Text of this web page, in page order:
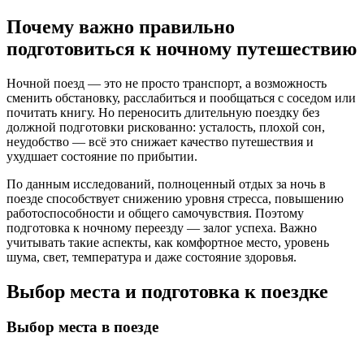
Почему важно правильно
подготовиться к ночному путешествию
Ночной поезд — это не просто транспорт, а возможность
сменить обстановку, расслабиться и пообщаться с соседом или
почитать книгу. Но переносить длительную поездку без
должной подготовки рискованно: усталость, плохой сон,
неудобство — всё это снижает качество путешествия и
ухудшает состояние по прибытии.
По данным исследований, полноценный отдых за ночь в
поезде способствует снижению уровня стресса, повышению
работоспособности и общего самочувствия. Поэтому
подготовка к ночному переезду — залог успеха. Важно
учитывать такие аспекты, как комфортное место, уровень
шума, свет, температура и даже состояние здоровья.
Выбор места и подготовка к поездке
Выбор места в поезде